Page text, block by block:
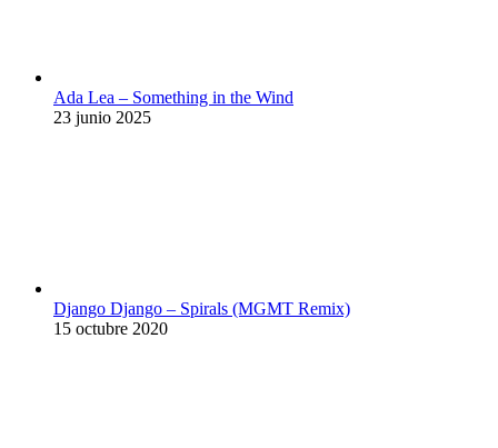
Ada Lea – Something in the Wind
23 junio 2025
Django Django – Spirals (MGMT Remix)
15 octubre 2020